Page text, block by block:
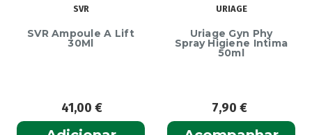
SVR
SVR Ampoule A Lift
30Ml
41,00€
URIAGE
Uriage Gyn Phy
Spray Higiene Intima
50ml
7,90€